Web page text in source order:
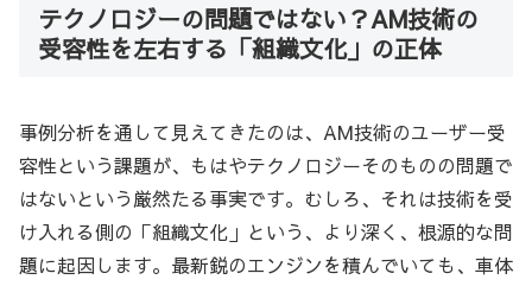
テクノロジーの問題ではない？AM技術の
受容性を左右する「組織文化」の正体
事例分析を通して見えてきたのは、AM技術のユーザー受
容性という課題が、もはやテクノロジーそのものの問題で
はないという厳然たる事実です。むしろ、それは技術を受
け入れる側の「組織文化」という、より深く、根源的な問
題に起因します。最新鋭のエンジンを積んでいても、車体